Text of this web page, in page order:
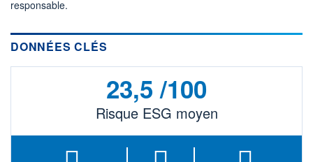
50,860
RENDEMENT
ESTIMÉ 2026
-
PER ESTIMÉ
2026
06.08.26 / 22:00:00
RISQUE ESG
23,5/100 (moyen)
responsable.
DONNÉES CLÉS
23,5 /100
Risque ESG moyen